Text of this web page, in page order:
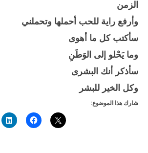
الزمن
وأرفع راية للحب أحملها وتحملني
سأكتب كل ما أهوى
وما يَحْلو إلى الوَطَنِ
سأذكر أنك البشرى
وكل الخير للبشر
شارك هذا الموضوع: